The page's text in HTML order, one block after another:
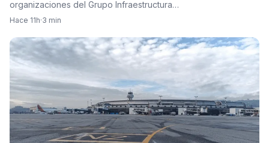
organizaciones del Grupo Infraestructura…
Hace 11h·3 min